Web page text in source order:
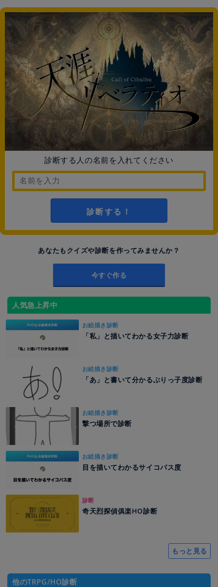
診断する人の名前を入れてください
診断する！
あなたもクイズや診断を作ってみませんか？
今すぐ作る
人気急上昇中
お絵描き診断
「私」と描いてわかる女子力診断
お絵描き診断
「あ」と書いて分かるぶりっ子度診断
お絵描き診断
撃つ場所で診断
お絵描き診断
目を描いてわかるサイコパス度
診断
奇天烈探偵俱楽HO診断
もっと見る
他のTRPG/HO診断